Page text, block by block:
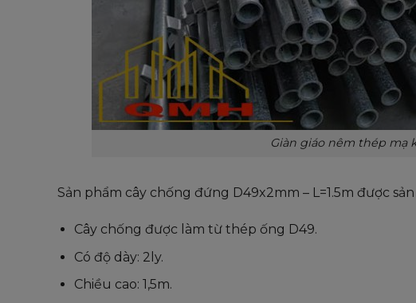
Giàn giáo nêm thép mạ
Sản phẩm cây chống đứng D49x2mm – L=1.5m được
Cây chống được làm từ thép ống D49.
Có độ dày: 2ly.
Chiều cao: 1,5m.